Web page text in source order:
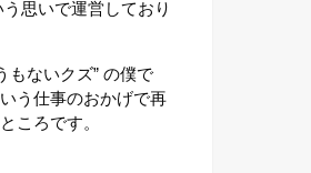
思いで運営しており
もないクズ” の僕で
う仕事のおかげで再
ころです。